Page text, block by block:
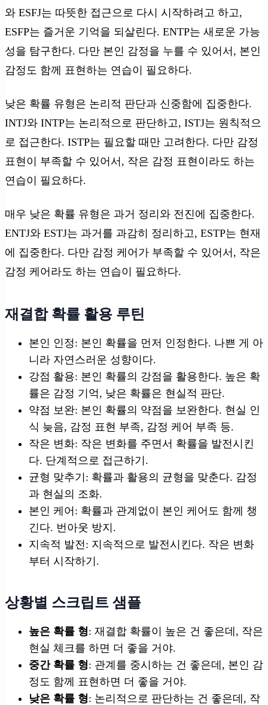
와 ESFJ는 따뜻한 접근으로 다시 시작하려고 하고,
ESFP는 즐거운 기억을 되살린다. ENTP는 새로운 가능
성을 탐구한다. 다만 본인 감정을 누를 수 있어서, 본인
감정도 함께 표현하는 연습이 필요하다.
낮은 확률 유형은 논리적 판단과 신중함에 집중한다.
INTJ와 INTP는 논리적으로 판단하고, ISTJ는 원칙적으
로 접근한다. ISTP는 필요할 때만 고려한다. 다만 감정
표현이 부족할 수 있어서, 작은 감정 표현이라도 하는
연습이 필요하다.
매우 낮은 확률 유형은 과거 정리와 전진에 집중한다.
ENTJ와 ESTJ는 과거를 과감히 정리하고, ESTP는 현재
에 집중한다. 다만 감정 케어가 부족할 수 있어서, 작은
감정 케어라도 하는 연습이 필요하다.
재결합 확률 활용 루틴
본인 인정: 본인 확률을 먼저 인정한다. 나쁜 게 아
니라 자연스러운 성향이다.
강점 활용: 본인 확률의 강점을 활용한다. 높은 확
률은 감정 기억, 낮은 확률은 현실적 판단.
약점 보완: 본인 확률의 약점을 보완한다. 현실 인
식 늦음, 감정 표현 부족, 감정 케어 부족 등.
작은 변화: 작은 변화를 주면서 확률을 발전시킨
다. 단계적으로 접근하기.
균형 맞추기: 확률과 활용의 균형을 맞춘다. 감정
과 현실의 조화.
본인 케어: 확률과 관계없이 본인 케어도 함께 챙
긴다. 번아웃 방지.
지속적 발전: 지속적으로 발전시킨다. 작은 변화
부터 시작하기.
상황별 스크립트 샘플
높은 확률 형: 재결합 확률이 높은 건 좋은데, 작은
현실 체크를 하면 더 좋을 거야.
중간 확률 형: 관계를 중시하는 건 좋은데, 본인 감
정도 함께 표현하면 더 좋을 거야.
낮은 확률 형: 논리적으로 판단하는 건 좋은데, 작